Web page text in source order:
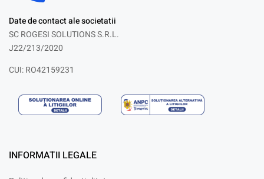
Date de contact ale societatii
SC ROGESI SOLUTIONS S.R.L.
J22/213/2020
CUI: RO42159231
INFORMATII LEGALE